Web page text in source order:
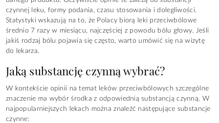
czynnej leku, formy podania, czasu stosowania i dolegliwości.
Statystyki wskazują na to, że Polacy biorą leki przeciwbólowe
średnio 7 razy w miesiącu, najczęściej z powodu bólu głowy. Jeśli
jakiś rodzaj bólu pojawia się często, warto umówić się na wizytę
do lekarza.
Jaką substancję czynną wybrać?
W kontekście opinii na temat leków przeciwbólowych szczególne
znaczenie ma wybór środka z odpowiednią substancją czynną. W
najpopularniejszych lekach można znaleźć następujące substancje
czynne: